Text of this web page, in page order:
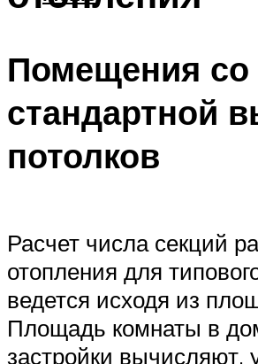
Помещения со
стандартной
потолков
Расчет числа секций
отопления для
ведется исходя из
Площадь комнаты в
застройки вычисляют,